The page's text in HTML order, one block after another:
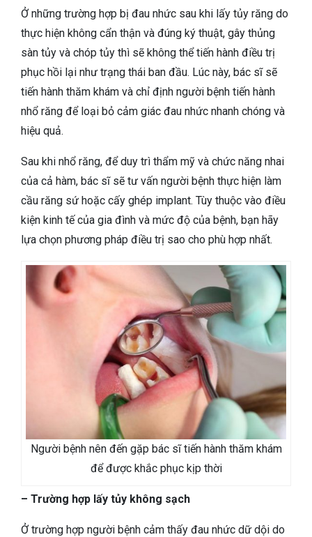
Ở những trường hợp bị đau nhức sau khi lấy tủy răng do
thực hiện không cẩn thận và đúng ký thuật, gây thủng
sàn tủy và chóp tủy thì sẽ không thể tiến hành điều trị
phục hồi lại như trạng thái ban đầu. Lúc này, bác sĩ sẽ
tiến hành thăm khám và chỉ định người bệnh tiến hành
nhổ răng để loại bỏ cảm giác đau nhức nhanh chóng và
hiệu quả.
Sau khi nhổ răng, để duy trì thẩm mỹ và chức năng nhai
của cả hàm, bác sĩ sẽ tư vấn người bệnh thực hiện làm
cầu răng sứ hoặc cấy ghép implant. Tùy thuộc vào điều
kiện kinh tế của gia đình và mức độ của bệnh, bạn hãy
lựa chọn phương pháp điều trị sao cho phù hợp nhất.
Người bệnh nên đến gặp bác sĩ tiến hành thăm khám
để được khắc phục kịp thời
– Trường hợp lấy tủy không sạch
Ở trường hợp người bệnh cảm thấy đau nhức dữ dội do